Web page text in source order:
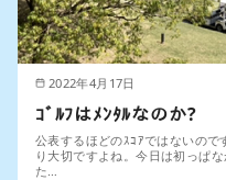
2022年4月17日
ｺﾞﾙﾌはﾒﾝﾀﾙなのか?
公表するほどのｽｺｱではないの
り大切ですよね。今日は初っぱ
た…